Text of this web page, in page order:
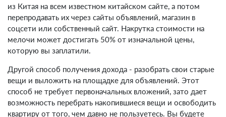
из Китая на всем известном китайском сайте, а потом
перепродавать их через сайты объявлений, магазин в
соцсети или собственный сайт. Накрутка стоимости на
мелочи может достигать 50% от изначальной цены,
которую вы заплатили.
Другой способ получения дохода - разобрать свои старые
вещи и выложить на площадке для объявлений. Этот
способ не требует первоначальных вложений, зато дает
возможность перебрать накопившиеся вещи и освободить
квартиру от того, чем давно не пользуетесь. Вы будете